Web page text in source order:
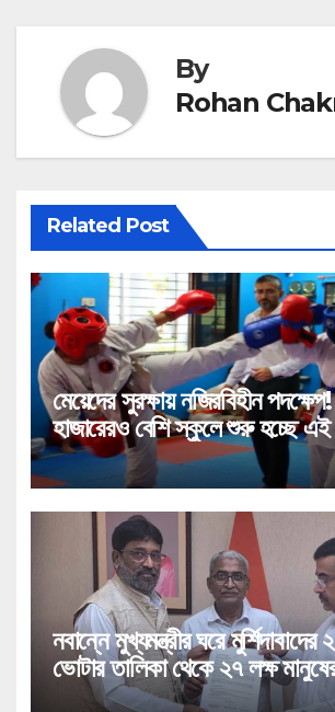
By
Rohan
Related Post
মেয়েদের সুরক্ষায় নজিরবিহীন
হাজারেরও বেশি স্কুলে শুরু হচ্ছে এই
প্রশিক্ষণ!
নবান্নে মুখ্যমন্ত্রীর ঘরে মুর্শিদাবাদের
ভোটার তালিকা থেকে ২৭ লক্ষ
পড়া নিয়ে বিরাট পদক্ষেপ!